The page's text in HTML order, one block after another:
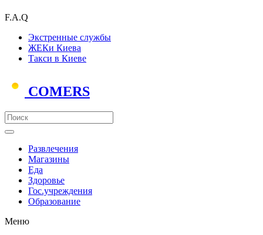
F.A.Q
Экстренные службы
ЖЕКи Киева
Такси в Киеве
COMERS
Развлечения
Магазины
Еда
Здоровье
Гос.учреждения
Образование
Меню